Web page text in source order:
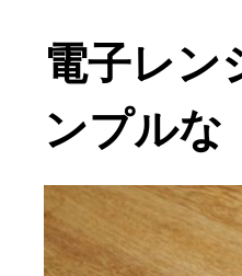
電子レン
ンプルな